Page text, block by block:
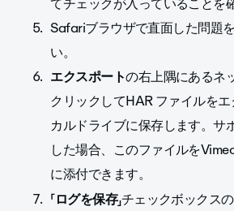
Safariブラウザで直面した問題
い。
エクスポートの右上隅にあるネ
クリックしてHARファイルを
カルドライブに保存します。サ
した場合、このファイルを
に添付できます。
「ログを保存」チェックボックス